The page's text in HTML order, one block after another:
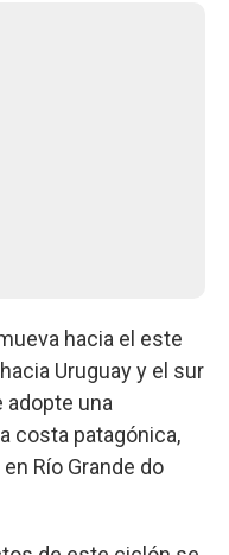
hacia el este
Uruguay y el sur
adopte una
costa patagónica,
Río Grande do